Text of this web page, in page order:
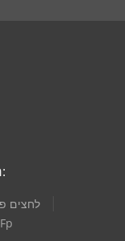
חיפושי מכונות נוכחיים:
לחצים